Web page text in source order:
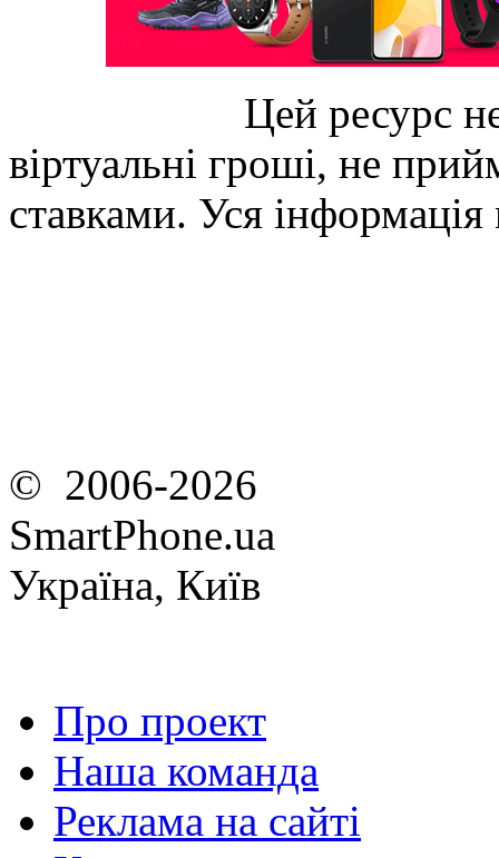
Цей ресурс
віртуальні гроші, не
ставками. Уся
© 2006-2026
SmartPhone.ua
Україна, Київ
Про проект
Наша команда
Реклама на сайті